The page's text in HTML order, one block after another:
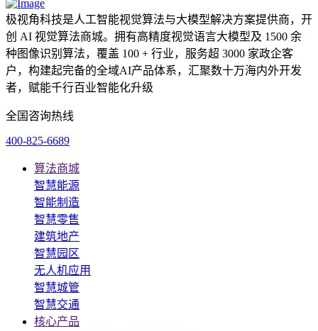
极视角科技是人工智能视觉算法与大模型解决方案提供商，开
创 AI 视觉算法商城。拥有高精度视觉语言大模型及 1500 余
种图像识别算法，覆盖 100 + 行业，服务超 3000 家政企客
户，构建起完备的全域AI产品体系，汇聚数十万海内外开发
者，赋能千行百业智能化升级
全国咨询热线
400-825-6689
算法商城
智慧能源
智能制造
智慧零售
建筑地产
智慧园区
无人机应用
智慧城管
智慧交通
核心产品